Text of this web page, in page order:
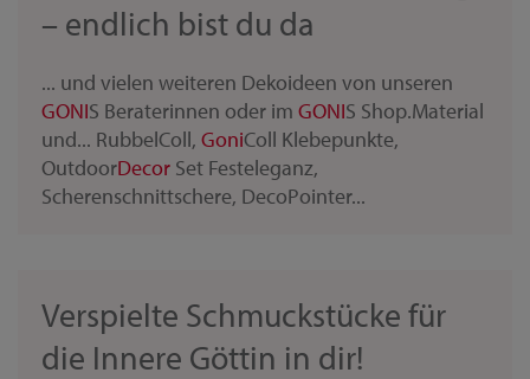
– endlich bist du da
... und vielen weiteren Dekoideen von unseren
GONIS Beraterinnen oder im GONIS Shop.Material
und... RubbelColl, GoniColl Klebepunkte,
OutdoorDecor Set Festeleganz,
Scherenschnittschere, DecoPointer...
Verspielte Schmuckstücke für
die Innere Göttin in dir!